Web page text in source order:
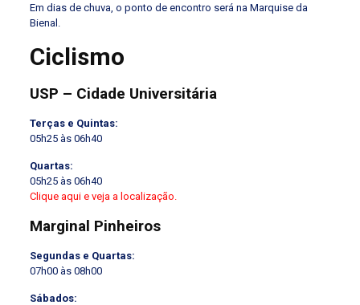
Em dias de chuva, o ponto de encontro será na Marquise da
Bienal.
Ciclismo
USP – Cidade Universitária
Terças e Quintas:
05h25 às 06h40
Quartas:
05h25 às 06h40
Clique aqui e veja a localização.
Marginal Pinheiros
Segundas e Quartas:
07h00 às 08h00
Sábados: